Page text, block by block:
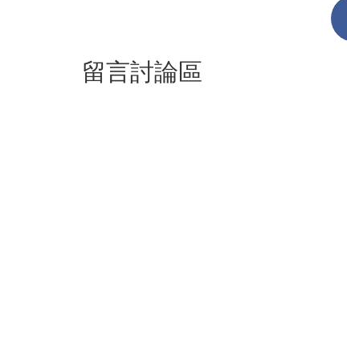
留言討論區